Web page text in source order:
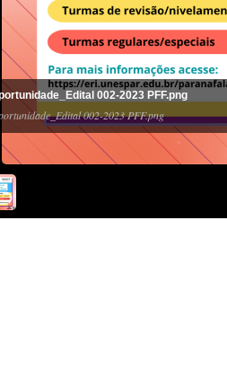
002-2023 PFF.png
002-2023 PFF.png